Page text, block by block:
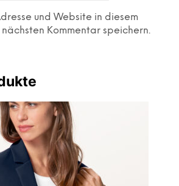
und Website in diesem
Kommentar speichern.